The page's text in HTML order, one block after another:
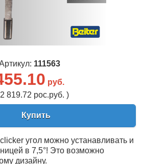
111563
руб.
819.72 рос.руб. )
Купить
угол можно устанавливать и
в 7,5°! Это возможно
дизайну.